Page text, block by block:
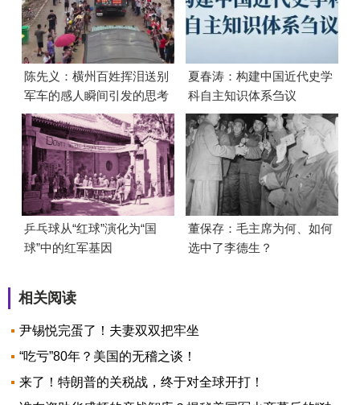
陈先义：横州百姓挥泪送别
军车的感人瞬间引发的思考
夏春涛：构建中国近代史学
科自主知识体系刍议
乒乓球从“红球”演化为“国
球”中的红军基因
董保存：毛主席为何、如何
选中了李德生？
相关阅读
尹锡悦完蛋了！夫妻双双把牢坐
“吃亏”80年？美国的无稽之谈！
来了！特朗普的关税战，终于对全球开打！